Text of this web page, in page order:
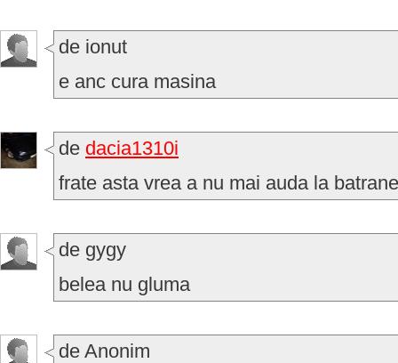
de ionut
e anc cura masina
de dacia1310i
frate asta vrea a nu mai auda la
de gygy
belea nu gluma
de Anonim